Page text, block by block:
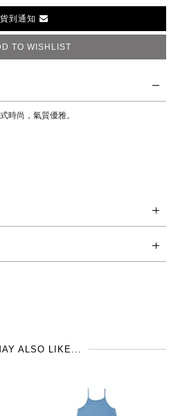
貨到通知
TO WISHLIST
時尚，氣質優雅。
的經典，Bonton擅長應用豐富的色彩，設
ALSO LIKE...